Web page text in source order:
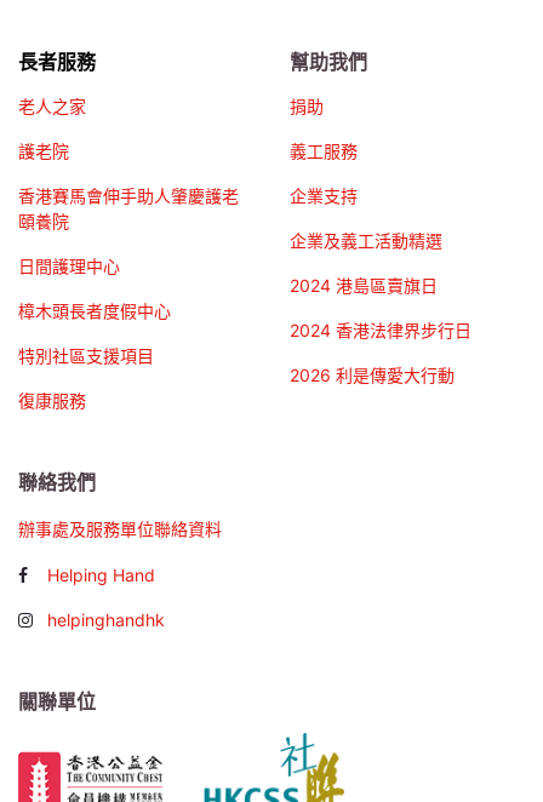
長者服務
老人之家
護老院
香港賽馬會伸手助人肇慶護老
頤養院
日間護理中心
樟木頭長者度假中心
特別社區支援項目
復康服務
幫助我們
捐助
義工服務
企業支持
企業及義工活動精選
2024 港島區賣旗日
2024 香港法律界步行日
2026 利是傳愛大行動
聯絡我們
辦事處及服務單位聯絡資料
Helping Hand
helpinghandhk
關聯單位